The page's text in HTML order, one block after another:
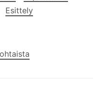
Esittely